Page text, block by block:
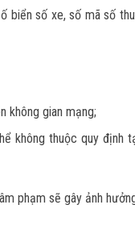
biển số xe, số mã số
không gian mạng;
không thuộc quy định
phạm sẽ gây ảnh